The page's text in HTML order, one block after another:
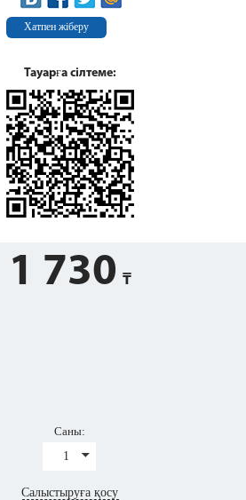
Хатпен жіберу
Тауарға сілтеме:
1 730
Саны:
1
Салыстыруға қосу